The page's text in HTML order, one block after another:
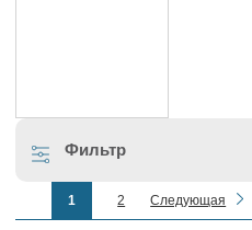
Фильтр
1 2 Следующая